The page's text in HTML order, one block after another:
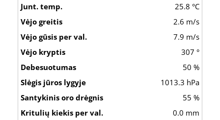
25.8 °C
2.6 m/s
7.9 m/s
307 °
50 %
1013.3 hPa
55 %
0.0 mm